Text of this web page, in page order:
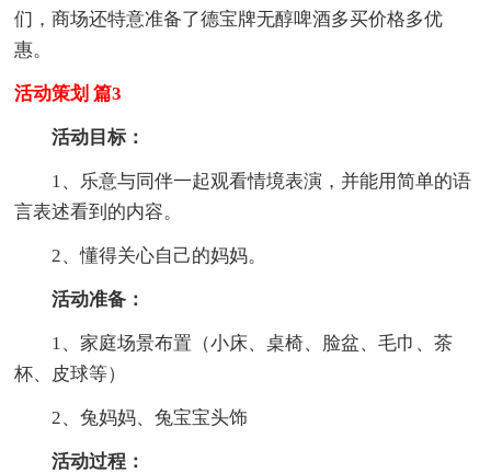
们，商场还特意准备了德宝牌无醇啤酒多买价格多优
惠。
活动策划 篇3
活动目标：
1、乐意与同伴一起观看情境表演，并能用简单的语
言表述看到的内容。
2、懂得关心自己的妈妈。
活动准备：
1、家庭场景布置（小床、桌椅、脸盆、毛巾、茶
杯、皮球等）
2、兔妈妈、兔宝宝头饰
活动过程：